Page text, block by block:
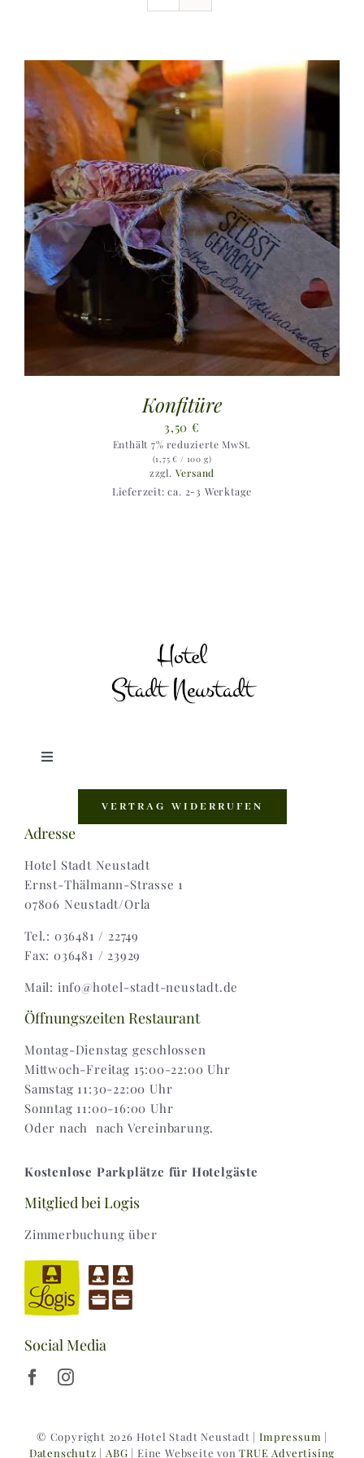
Anfahrt + Kontakt
Konfitüre
3,50€
Enthält 7% reduzierte MwSt.
(1,75€ / 100 g)
zzgl. Versand
Lieferzeit: ca. 2-3 Werktage
Toggle
Zahlungsweisen |
Widerruf |
Versand & Lieferung
VERTRAG WIDERRUFEN
Adresse
Hotel Stadt Neustadt
Ernst-Thälmann-Strasse 1
07806 Neustadt/Orla
Tel.: 036481 / 22749
Fax: 036481 / 23929
Mail: info@hotel-stadt-neustadt.de
Öffnungszeiten Restaurant
Montag-Dienstag geschlossen
Mittwoch-Freitag 15:00-22:00 Uhr
Samstag 11:30-22:00 Uhr
Sonntag 11:00-16:00 Uhr
Oder nach nach Vereinbarung.
Kostenlose Parkplätze für Hotelgäste
Mitglied bei Logis
Zimmerbuchung über
Social Media
© Copyright 2026 Hotel Stadt Neustadt |Impressum |
Datenschutz |ABG | Eine Webseite vonTRUE Advertising